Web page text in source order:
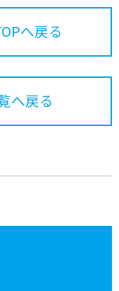
へ戻る
へ戻る